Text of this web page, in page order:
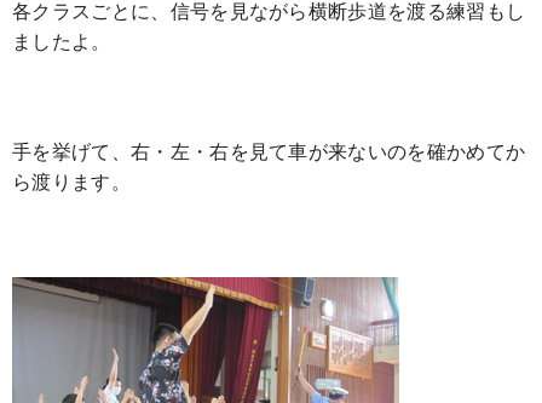
各クラスごとに、信号を見ながら横断歩道を渡る練習もし
ましたよ。
手を挙げて、右・左・右を見て車が来ないのを確かめてか
ら渡ります。